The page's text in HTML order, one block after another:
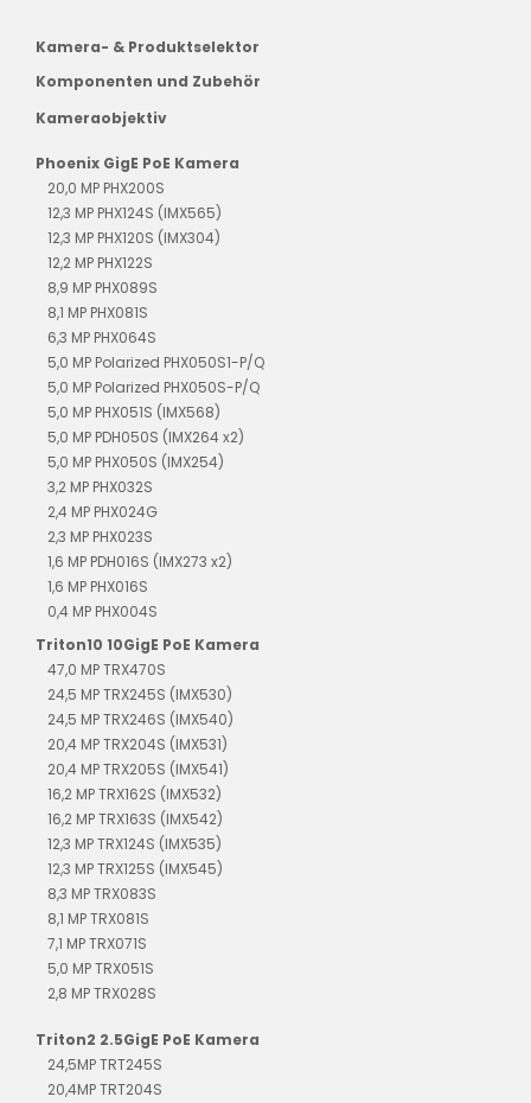
Kamera- & Produktselektor
Komponenten und Zubehör
Kameraobjektiv
Phoenix GigE PoE Kamera
20,0 MP PHX200S
12,3 MP PHX124S (IMX565)
12,3 MP PHX120S (IMX304)
12,2 MP PHX122S
8,9 MP PHX089S
8,1 MP PHX081S
6,3 MP PHX064S
5,0 MP Polarized PHX050S1-P/Q
5,0 MP Polarized PHX050S-P/Q
5,0 MP PHX051S (IMX568)
5,0 MP PDH050S (IMX264 x2)
5,0 MP PHX050S (IMX254)
3,2 MP PHX032S
2,4 MP PHX024G
2,3 MP PHX023S
1,6 MP PDH016S (IMX273 x2)
1,6 MP PHX016S
0,4 MP PHX004S
Triton10 10GigE PoE Kamera
47,0 MP TRX470S
24,5 MP TRX245S (IMX530)
24,5 MP TRX246S (IMX540)
20,4 MP TRX204S (IMX531)
20,4 MP TRX205S (IMX541)
16,2 MP TRX162S (IMX532)
16,2 MP TRX163S (IMX542)
12,3 MP TRX124S (IMX535)
12,3 MP TRX125S (IMX545)
8,3 MP TRX083S
8,1 MP TRX081S
7,1 MP TRX071S
5,0 MP TRX051S
2,8 MP TRX028S
Triton2 2.5GigE PoE Kamera
24,5MP TRT245S
20,4MP TRT204S